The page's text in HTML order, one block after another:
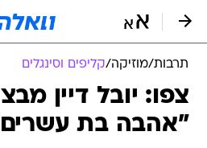
תרבות/מוזיקה/קליפים וסינגלים
צפו: יובל דיין
"אהבה בת